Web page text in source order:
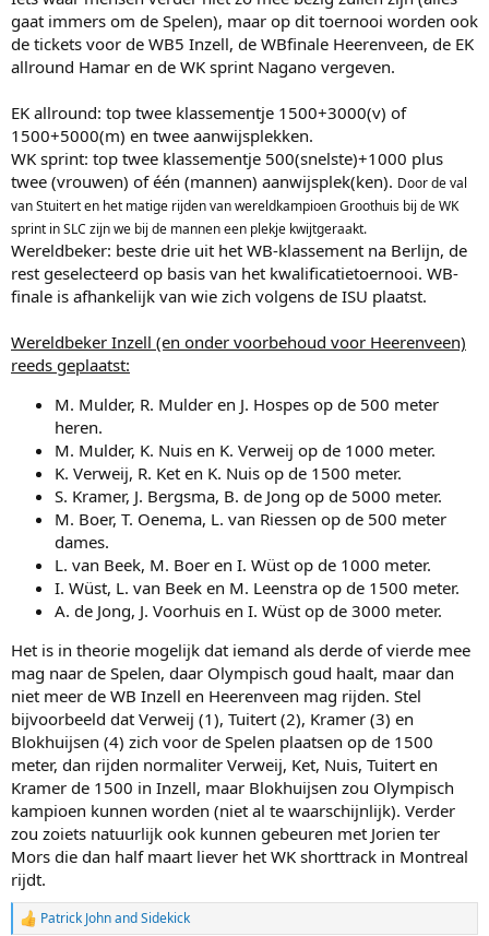
gaat immers om de Spelen), maar op dit toernooi worden ook
de tickets voor de WB5 Inzell, de WBfinale Heerenveen, de EK
allround Hamar en de WK sprint Nagano vergeven.
EK allround: top twee klassementje 1500+3000(v) of
1500+5000(m) en twee aanwijsplekken.
WK sprint: top twee klassementje 500(snelste)+1000 plus
twee (vrouwen) of één (mannen) aanwijsplek(ken). Door de val
van Stuitert en het matige rijden van wereldkampioen Groothuis bij de WK
sprint in SLC zijn we bij de mannen een plekje kwijtgeraakt.
Wereldbeker: beste drie uit het WB-klassement na Berlijn, de
rest geselecteerd op basis van het kwalificatietoernooi. WB-
finale is afhankelijk van wie zich volgens de ISU plaatst.
Wereldbeker Inzell (en onder voorbehoud voor Heerenveen)
reeds geplaatst:
M. Mulder, R. Mulder en J. Hospes op de 500 meter
heren.
M. Mulder, K. Nuis en K. Verweij op de 1000 meter.
K. Verweij, R. Ket en K. Nuis op de 1500 meter.
S. Kramer, J. Bergsma, B. de Jong op de 5000 meter.
M. Boer, T. Oenema, L. van Riessen op de 500 meter
dames.
L. van Beek, M. Boer en I. Wüst op de 1000 meter.
I. Wüst, L. van Beek en M. Leenstra op de 1500 meter.
A. de Jong, J. Voorhuis en I. Wüst op de 3000 meter.
Het is in theorie mogelijk dat iemand als derde of vierde mee
mag naar de Spelen, daar Olympisch goud haalt, maar dan
niet meer de WB Inzell en Heerenveen mag rijden. Stel
bijvoorbeeld dat Verweij (1), Tuitert (2), Kramer (3) en
Blokhuijsen (4) zich voor de Spelen plaatsen op de 1500
meter, dan rijden normaliter Verweij, Ket, Nuis, Tuitert en
Kramer de 1500 in Inzell, maar Blokhuijsen zou Olympisch
kampioen kunnen worden (niet al te waarschijnlijk). Verder
zou zoiets natuurlijk ook kunnen gebeuren met Jorien ter
Mors die dan half maart liever het WK shorttrack in Montreal
rijdt.
R
Patrick JohnandSidekick